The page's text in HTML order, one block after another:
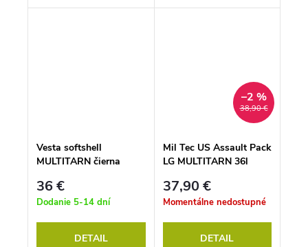
Vesta softshell
MULTITARN čierna
36 €
Dodanie 5-14 dní
DETAIL
38,90 €
–2 %
Mil Tec US Assault Pack
LG MULTITARN 36l
37,90 €
Momentálne nedostupné
DETAIL